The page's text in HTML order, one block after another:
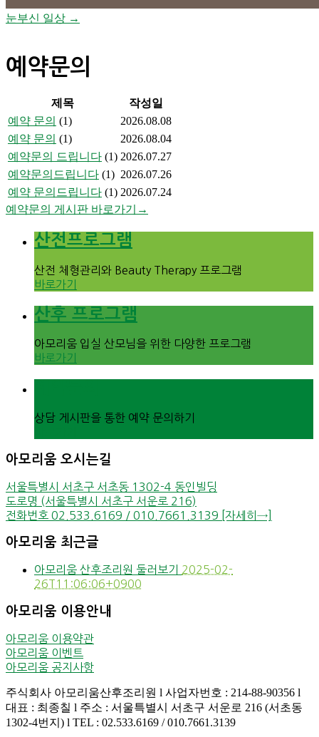
눈부신 일상 →
예약문의
제목
작성일
예약 문의 (1)
2026.08.08
예약 문의 (1)
2026.08.04
예약문의 드립니다 (1) 2026.07.27
예약문의드립니다 (1) 2026.07.26
예약 문의드립니다 (1) 2026.07.24
예약문의 게시판 바로가기→
산전프로그램
산전 체형관리와 Beauty Therapy 프로그램
바로가기
산후 프로그램
아모리움 입실 산모님을 위한 다양한 프로그램
바로가기
상담 게시판을 통한 예약 문의하기
아모리움 오시는길
서울특별시 서초구 서초동 1302-4 동인빌딩
도로명 (서울특별시 서초구 서운로 216)
전화번호 02.533.6169 / 010.7661.3139 [자세히→]
아모리움 최근글
아모리움 산후조리원 둘러보기 2025-02-
26T11:06:06+0900
아모리움 이용안내
아모리움 이용약관
아모리움 이벤트
아모리움 공지사항
주식회사 아모리움산후조리원 l 사업자번호 : 214-88-90356 l
대표 : 최종칠 l 주소 : 서울특별시 서초구 서운로 216 (서초동
1302-4번지) l TEL : 02.533.6169 / 010.7661.3139